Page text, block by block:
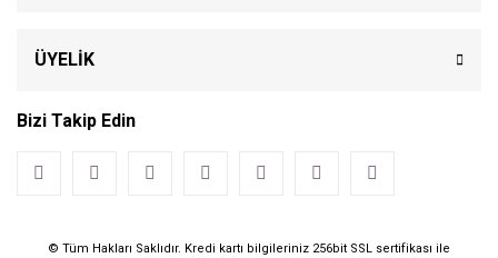
ÜYELİK
Bizi Takip Edin
© Tüm Hakları Saklıdır. Kredi kartı bilgileriniz 256bit SSL sertifikası ile